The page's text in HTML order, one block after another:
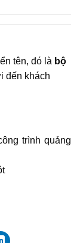
tên, đó là bộ
đến khách
trình quảng